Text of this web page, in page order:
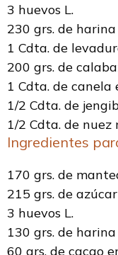
3 huevos L.
230 grs. de
1 Cdta. de
200 grs. de
1 Cdta. de canela
1/2 Cdta. de
1/2 Cdta. de nuez
Ingredientes
170 grs. de
215 grs. de
3 huevos L.
130 grs. de
60 grs. de cacao